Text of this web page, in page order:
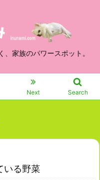
家族のパワースポット。
Next Search
いる野菜